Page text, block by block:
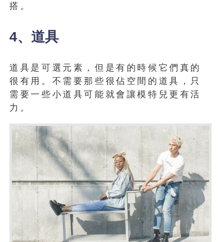
搭。
4、道具
道具是可選元素，但是有的時候它們真的
很有用。不需要那些很佔空間的道具，只
需要一些小道具可能就會讓模特兒更有活
力。